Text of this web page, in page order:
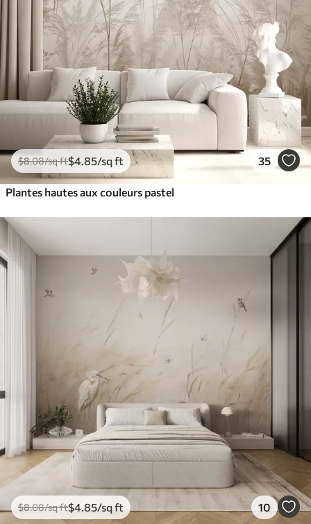
$8.08/sq ft$4 .85/sq ft 35
Plantes hautes aux couleurs pastel
$8.08/sq ft$4 .85/sq ft 10